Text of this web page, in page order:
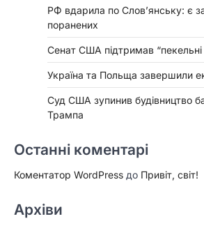
РФ вдарила по Слов’янську: є
поранених
Сенат США підтримав “пекельні
Україна та Польща завершили
Суд США зупинив будівництво
Трампа
Останні коментарі
Коментатор WordPress до Привіт, світ!
Архіви